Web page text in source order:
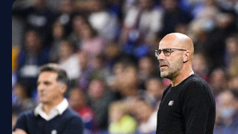
EDF
PSG
LIGUE 1
REAL MADRID
FC BARCELONE
MANCHESTER UNITED
CHELSEA